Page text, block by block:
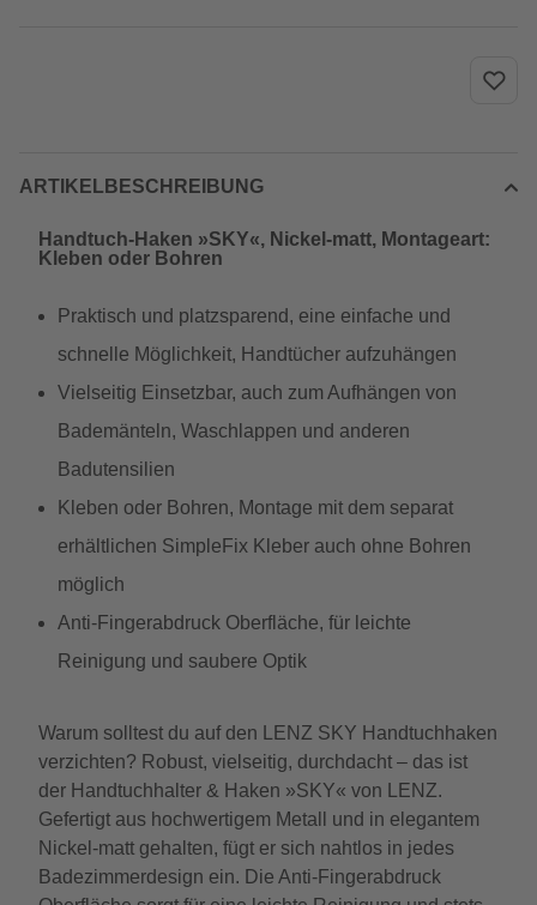
ARTIKELBESCHREIBUNG
Handtuch-Haken »SKY«, Nickel-matt, Montageart:
Kleben oder Bohren
Praktisch und platzsparend, eine einfache und
schnelle Möglichkeit, Handtücher aufzuhängen
Vielseitig Einsetzbar, auch zum Aufhängen von
Bademänteln, Waschlappen und anderen
Badutensilien
Kleben oder Bohren, Montage mit dem separat
erhältlichen SimpleFix Kleber auch ohne Bohren
möglich
Anti-Fingerabdruck Oberfläche, für leichte
Reinigung und saubere Optik
Warum solltest du auf den LENZ SKY Handtuchhaken
verzichten? Robust, vielseitig, durchdacht – das ist
der Handtuchhalter & Haken »SKY« von LENZ.
Gefertigt aus hochwertigem Metall und in elegantem
Nickel-matt gehalten, fügt er sich nahtlos in jedes
Badezimmerdesign ein. Die Anti-Fingerabdruck